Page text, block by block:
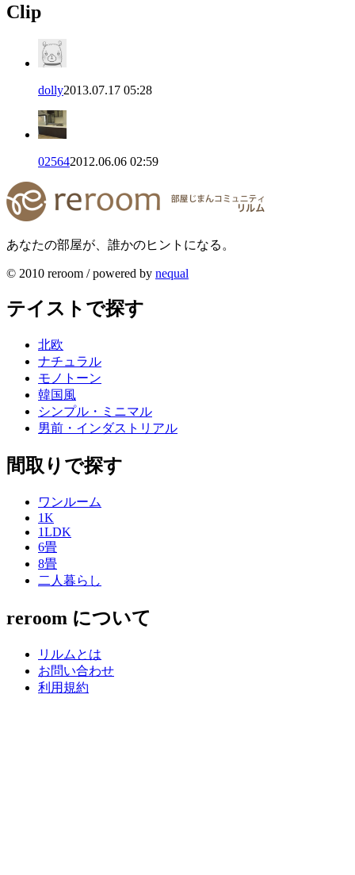
Clip
dolly2013.07.17 05:28
025642012.06.06 02:59
あなたの部屋が、誰かのヒントになる。
© 2010 reroom / powered by nequal
テイストで探す
北欧
ナチュラル
モノトーン
韓国風
シンプル・ミニマル
男前・インダストリアル
間取りで探す
ワンルーム
1K
1LDK
6畳
8畳
二人暮らし
reroom について
リルムとは
お問い合わせ
利用規約